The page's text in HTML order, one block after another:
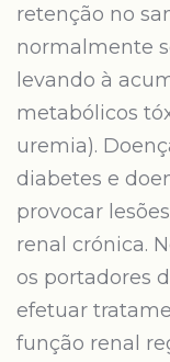
retenção no
normalmente
levando à
metabólicos
uremia).
diabetes e
provocar
renal crónica.
os portadores
efetuar
função renal